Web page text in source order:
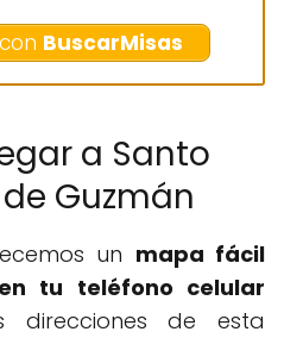
BuscarMisas
a Santo
Guzmán
un mapa fácil
tu teléfono celular
direcciones de esta